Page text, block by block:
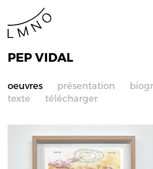
PEP VIDAL
oeuvres présentation
texte
télécharger